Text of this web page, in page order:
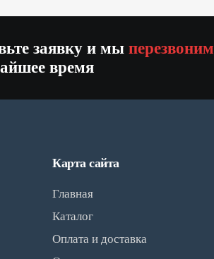
заявку и мыперезвоним
время
Карта сайта
Главная
Каталог
Оплата и доставка